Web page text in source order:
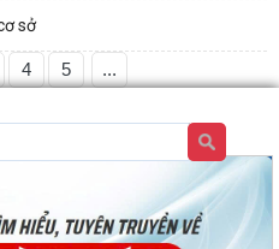
sở
4 5 ...